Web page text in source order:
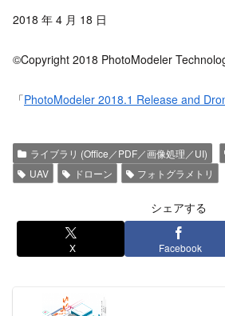
2018 年 4 月 18 日
©Copyright 2018 PhotoModeler
「PhotoModeler 2018.1 Release and
ライブラリ (Office／PDF／画像処理／UI)
UAV
ドローン フォトグラメトリ
シェアする
X Facebook